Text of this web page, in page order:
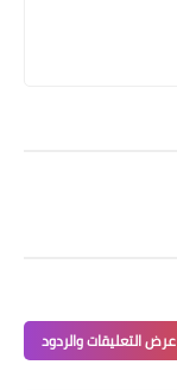
عرض التعليقات والردود